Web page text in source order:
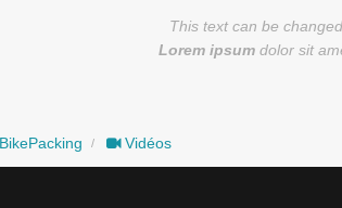
This text can be
Lorem ipsum dolor sit
BikePacking Vidéos